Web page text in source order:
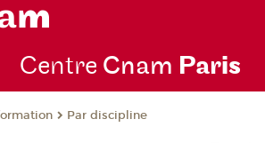
Centre Cnam Paris
Par discipline